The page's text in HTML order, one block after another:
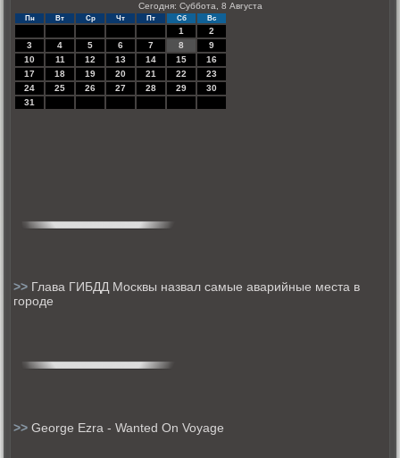
Сегодня: Суббота, 8 Августа
Пн Вт Ср Чт Пт Сб Вс
1
2
3
4 5 6 7 8
9
10
11 12 13 14 15
16
17
18 19 20 21 22
23
24
25 26 27 28 29
30
31
>> Глава ГИБДД Москвы назвал самые аварийные места в
городе
>>George Ezra - Wanted On Voyage